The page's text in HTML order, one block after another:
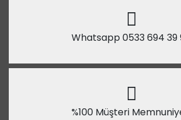
Whatsapp 0533 694 39
%100 Müşteri